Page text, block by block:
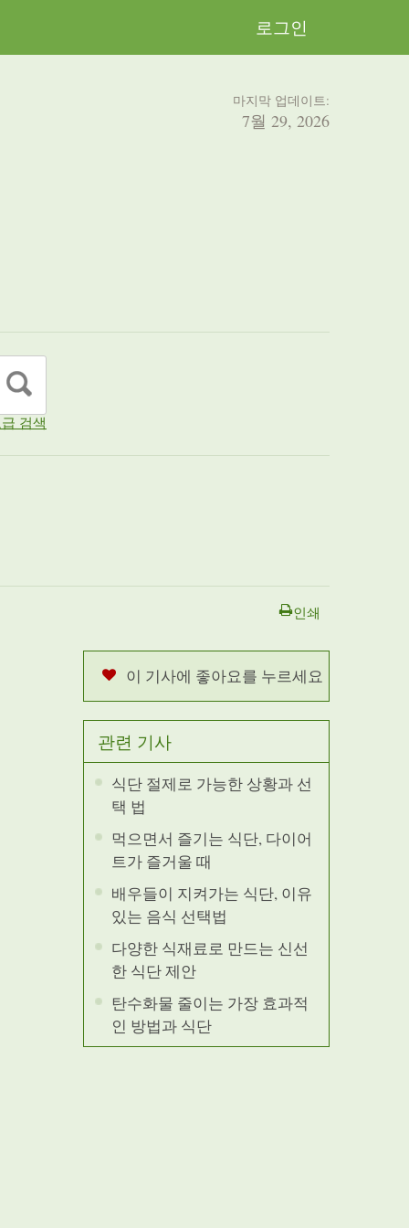
로그인
마지막 업데이트:
7월 29, 2026
검색
인쇄
이 기사에 좋아요를 누르세요
관련 기사
식단 절제로 가능한 상황과 선
택 법
먹으면서 즐기는 식단, 다이어
트가 즐거울 때
배우들이 지켜가는 식단, 이유
있는 음식 선택법
다양한 식재료로 만드는 신선
한 식단 제안
탄수화물 줄이는 가장 효과적
인 방법과 식단